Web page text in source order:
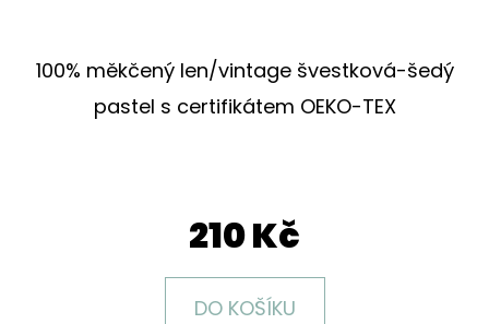
100% měkčený len/vintage švestková-šedý
pastel s certifikátem OEKO-TEX
210 Kč
DO KOŠÍKU